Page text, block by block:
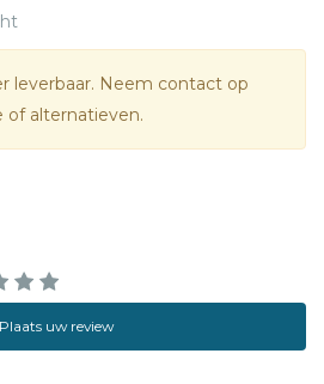
leverbaar. Neem contact op
alternatieven.
Plaats uw review